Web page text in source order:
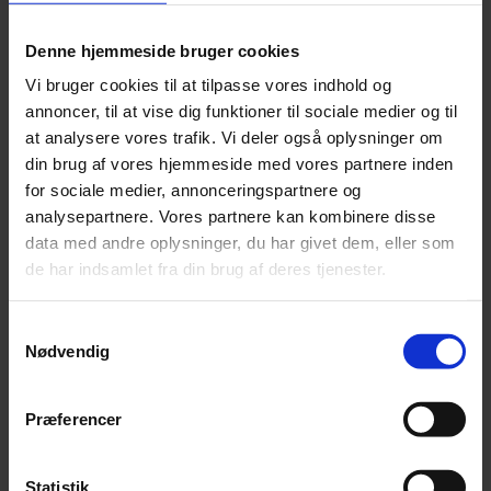
Denne hjemmeside bruger cookies
Vi bruger cookies til at tilpasse vores indhold og
annoncer, til at vise dig funktioner til sociale medier og til
at analysere vores trafik. Vi deler også oplysninger om
din brug af vores hjemmeside med vores partnere inden
for sociale medier, annonceringspartnere og
analysepartnere. Vores partnere kan kombinere disse
data med andre oplysninger, du har givet dem, eller som
de har indsamlet fra din brug af deres tjenester.
Nødvendig
Præferencer
Statistik
eventuelle indberetninger der måtte komme og at I
vel.
Ikke nok med at en whistleblowerordning kan være med
til at sikre rene interne linjer, så kan en ordning også
være med til at styrke relationerne til omverdenen. En
ordning viser og fortæller, at I tager virksomheden eller
organisationen seriøst og at I er interesseret i at grave
ting frem, som måske ikke ellers ville have kommet til
I takt med arbejdet med at implementere en intern
whistleblowerordning og kommunikerer om denne til